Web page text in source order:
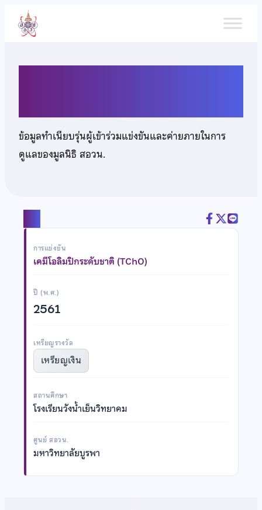
เนื้อหา
ข้อมูลทำเนียบรุ่นผู้เข้าร่วมแข่งขันและค่ายภายในการ
ดูแลของมูลนิธิ สอวน.
การแข่งขัน
เคมีโอลิมปิกระดับชาติ (TChO)
ปี (พ.ศ.)
2561
เหรียญรางวัล
เหรียญเงิน
สถานศึกษา
โรงเรียนวังน้ำเย็นวิทยาคม
ศูนย์ สอวน.
มหาวิทยาลัยบูรพา